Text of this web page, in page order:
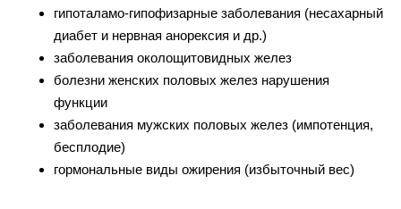
гипоталамо-гипофизарные заболевания (несахарный
диабет и нервная анорексия и др.)
заболевания околощитовидных желез
болезни женских половых желез нарушения
функции
заболевания мужских половых желез (импотенция,
бесплодие)
гормональные виды ожирения (избыточный вес)